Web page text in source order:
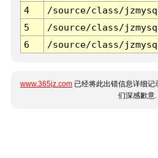
4
/source/class/
5
/source/class/
6
/source/class/
www.365jz.com 已经将此出错信息详细
们深感歉意.